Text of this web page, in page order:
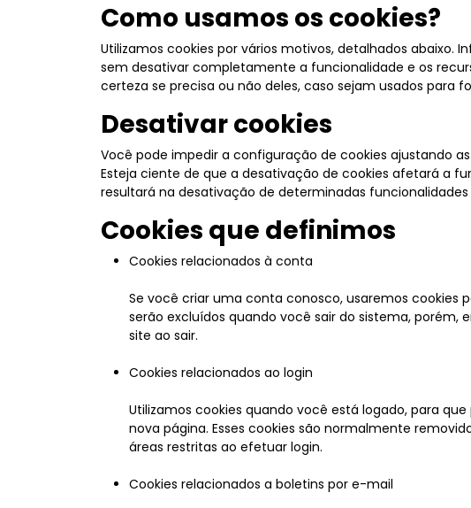
Como usamos os cookies?
Utilizamos cookies por vários motivos, detalhados abaixo.
sem desativar completamente a funcionalidade e os
certeza se precisa ou não deles, caso sejam usados ​​para
Desativar cookies
Você pode impedir a configuração de cookies ajustando
Esteja ciente de que a desativação de cookies afetará a
resultará na desativação de determinadas
Cookies que definimos
Cookies relacionados à conta
Se você criar uma conta conosco, usaremos cookies
serão excluídos quando você sair do sistema,
site ao sair.
Cookies relacionados ao login
Utilizamos cookies quando você está logado, para
nova página. Esses cookies são normalmente
áreas restritas ao efetuar login.
Cookies relacionados a boletins por e-mail